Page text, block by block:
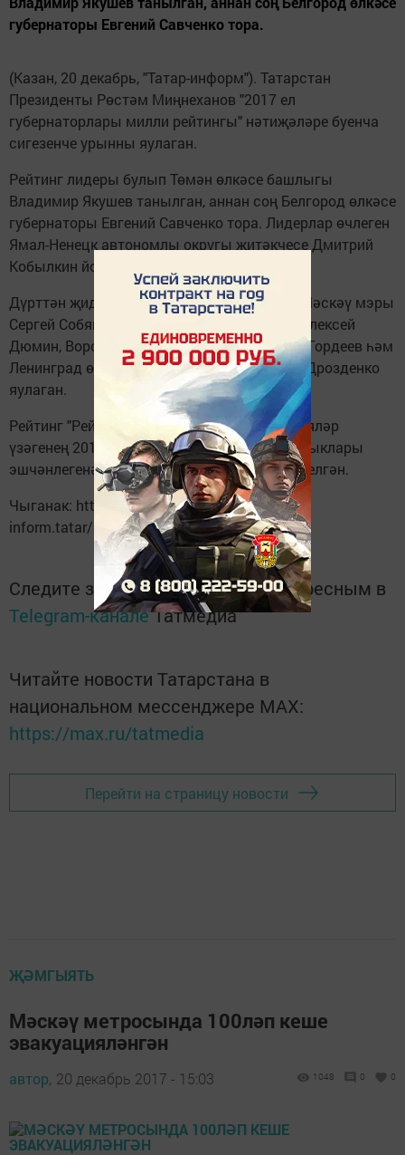
губернаторы Евгений Савченко тора.
(Казан, 20 декабрь, "Татар-информ"). Татарстан
Президенты Рөстәм Миңнеханов "2017 ел
губернаторлары милли рейтингы" нәтиҗәләре буенча
сигезенче урынны яулаган.
Рейтинг лидеры булып Төмән өлкәсе башлыгы
Владимир Якушев танылган, аннан соң Белгород өлкәсе
губернаторы Евгений Савченко тора. Лидерлар өчлеген
Ямал-Ненецк автономлы округы җитәкчесе Дмитрий
Кобылкин йомгаклый.
Дүрттән җидегә кадәр булган урыннарны Мәскәү мэры
Сергей Собянин, Тула өлкәсе губернаторы Алексей
Дюмин, Воронеж өлкәсе башлыгы Алексей Гордеев һәм
Ленинград өлкәсе губернаторы Александр Дрозденко
яулаган.
Рейтинг "Рейтинг" мәгълүмат коммуникацияләр
үзәгенең 2017 елда Россия төбәкләре башлыклары
эшчәнлегенә бәяләмәләр нәтиҗәсендә төзелгән.
Чыганак: http://tatar-
inform.tatar/news/2017/12/20/154637/
Следите за самым важным и интересным в
Telegram-каналеТатмедиа
Читайте новости Татарстана в
национальном мессенджере MАХ:
https://max.ru/tatmedia
Перейти на страницу новости
ҖӘМГЫЯТЬ
Мәскәү метросында 100ләп кеше
эвакуацияләнгән
автор, 20 декабрь 2017 - 15:03 1048 0 0